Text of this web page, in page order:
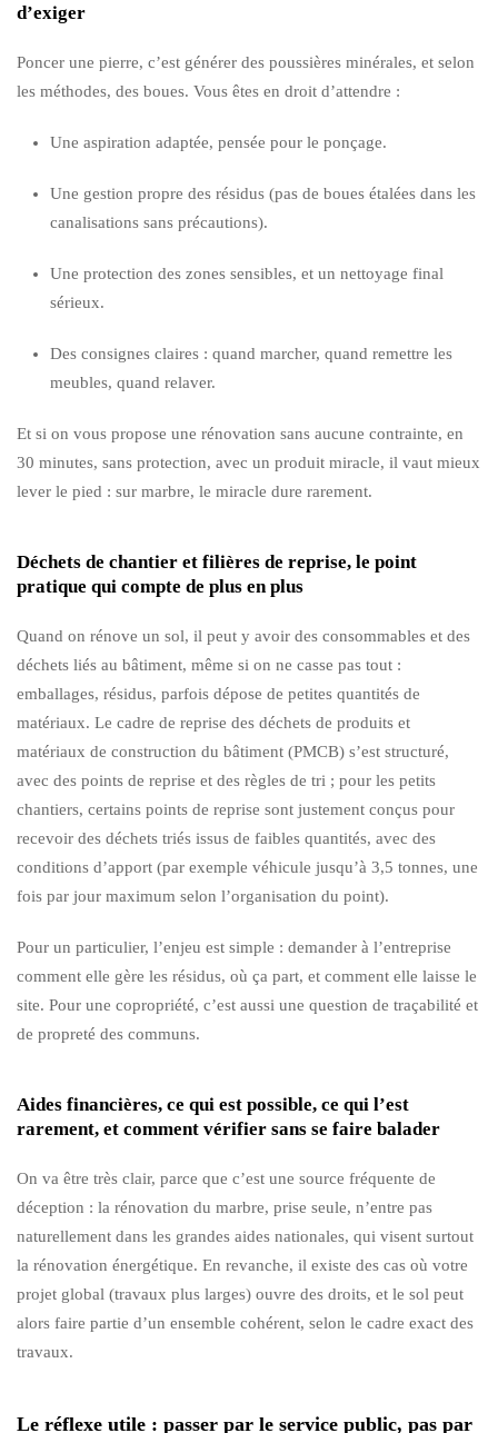
d’exiger
Poncer une pierre, c’est générer des poussières minérales, et selon
les méthodes, des boues. Vous êtes en droit d’attendre :
Une aspiration adaptée, pensée pour le ponçage.
Une gestion propre des résidus (pas de boues étalées dans les
canalisations sans précautions).
Une protection des zones sensibles, et un nettoyage final
sérieux.
Des consignes claires : quand marcher, quand remettre les
meubles, quand relaver.
Et si on vous propose une rénovation sans aucune contrainte, en
30 minutes, sans protection, avec un produit miracle, il vaut mieux
lever le pied : sur marbre, le miracle dure rarement.
Déchets de chantier et filières de reprise, le point
pratique qui compte de plus en plus
Quand on rénove un sol, il peut y avoir des consommables et des
déchets liés au bâtiment, même si on ne casse pas tout :
emballages, résidus, parfois dépose de petites quantités de
matériaux. Le cadre de reprise des déchets de produits et
matériaux de construction du bâtiment (PMCB) s’est structuré,
avec des points de reprise et des règles de tri ; pour les petits
chantiers, certains points de reprise sont justement conçus pour
recevoir des déchets triés issus de faibles quantités, avec des
conditions d’apport (par exemple véhicule jusqu’à 3,5 tonnes, une
fois par jour maximum selon l’organisation du point).
Pour un particulier, l’enjeu est simple : demander à l’entreprise
comment elle gère les résidus, où ça part, et comment elle laisse le
site. Pour une copropriété, c’est aussi une question de traçabilité et
de propreté des communs.
Aides financières, ce qui est possible, ce qui l’est
rarement, et comment vérifier sans se faire balader
On va être très clair, parce que c’est une source fréquente de
déception : la rénovation du marbre, prise seule, n’entre pas
naturellement dans les grandes aides nationales, qui visent surtout
la rénovation énergétique. En revanche, il existe des cas où votre
projet global (travaux plus larges) ouvre des droits, et le sol peut
alors faire partie d’un ensemble cohérent, selon le cadre exact des
travaux.
Le réflexe utile : passer par le service public, pas par